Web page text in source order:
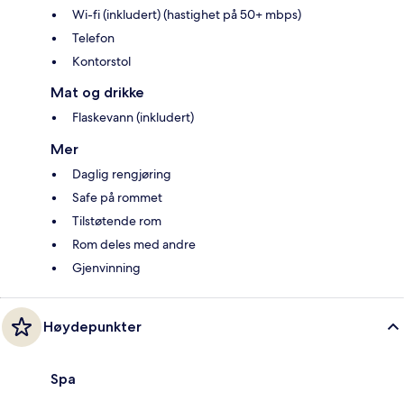
Wi-fi (inkludert) (hastighet på 50+ mbps)
Telefon
Kontorstol
Mat og drikke
Flaskevann (inkludert)
Mer
Daglig rengjøring
Safe på rommet
Tilstøtende rom
Rom deles med andre
Gjenvinning
Høydepunkter
Spa